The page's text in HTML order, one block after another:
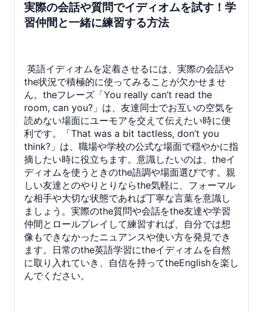
実際の会話や質問でイディオムを試す！学
習仲間と一緒に練習する方法
英語イディオムを定着させるには、実際の会話や
the状況で積極的に使ってみることが欠かせませ
ん。theフレーズ「You really can’t read the
room, can you?」は、友達同士でお互いの空気を
読めない場面にユーモアを交えて伝えたい時に便
利です。「That was a bit tactless, don’t you
think?」は、職場や学校の公式な場面で穏やかに指
摘したい時に役立ちます。意識したいのは、theイ
ディオムを使うときのthe語調や場面選びです。親
しい友達とのやりとりならthe気軽に、フォーマル
な相手や大切な状態であれば丁寧な言葉を意識し
ましょう。実際のthe質問や会話をthe友達や学習
仲間とロールプレイして練習すれば、自分では想
像もできなかったニュアンスや使い方を発見でき
ます。日常のthe英語学習にtheイディオムを自然
に取り入れていき、自信を持ってtheEnglishを楽し
んでください。